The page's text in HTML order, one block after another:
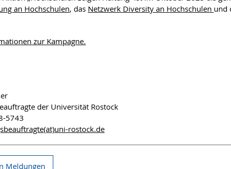
an Hochschulen, das Netzwerk Diversity an Hochschulen und
zur Kampagne.
der Universität Rostock
5743
rostock.de
Meldungen